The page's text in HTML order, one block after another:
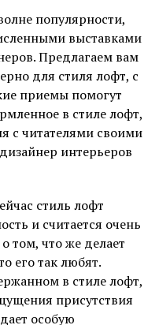
популярности,
выставками
Предлагаем вам
для стиля лофт, с
приемы помогут
в стиле лофт,
с читателями своими
интерьеров
стиль лофт
и считается очень
том, что же делает
его так любят.
в стиле лофт,
присутствия
особую